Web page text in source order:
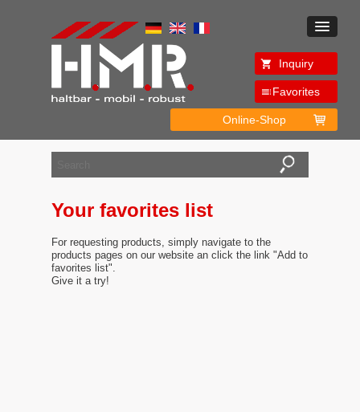
Inquiry
Favorites
Online-Shop
Your favorites list
For requesting products, simply navigate to the
products pages on our website an click the link "Add to
favorites list".
Give it a try!